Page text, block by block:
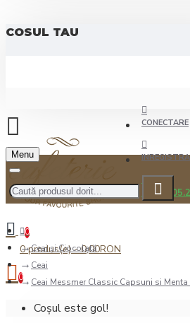
COSUL TAU
CONECTARE
Menu
0
0 produs(e) - 0,00RON
0
Coșul este gol!
Ceai şi Ciocolată
Ceai
Ceai Messmer Classic Capsuni si